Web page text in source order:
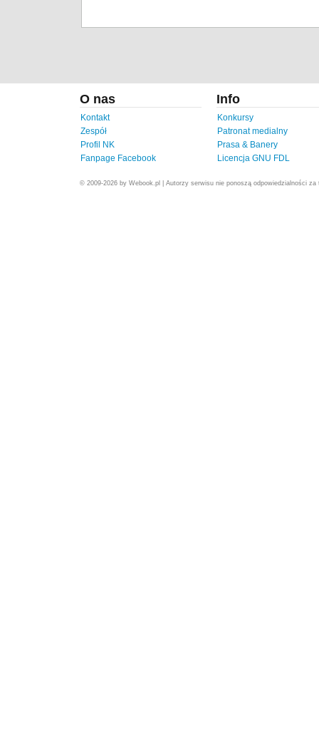
O nas
Kontakt
Zespół
Profil NK
Fanpage Facebook
Info
Konkursy
Patronat medialny
Prasa & Banery
Licencja GNU FDL
© 2009-2026 by Webook.pl | Autorzy serwisu nie ponoszą odpowiedzialności